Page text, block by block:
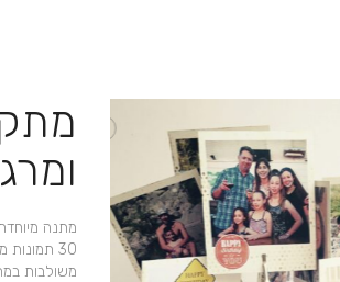
מתנה
30 תמונות מעוצבות ומודפסות על 15 גלויות נייר עבה משני צדדיו
משולבות